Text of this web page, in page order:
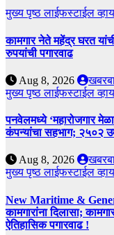
मुख्य पृष्ठलाईफस्टाईल
कामगार नेते महेंद्र घरत
रुपयांची पगारवाढ
Aug 8, 2026
मुख्य पृष्ठलाईफस्टाईल
पनवेलमध्ये ‘महारोजगार
कंपन्यांचा सहभाग; २५०२
Aug 8, 2026
मुख्य पृष्ठलाईफस्टाईल
New Maritime &
कामगारांना दिलासा;
ऐतिहासिक पगारवाढ !